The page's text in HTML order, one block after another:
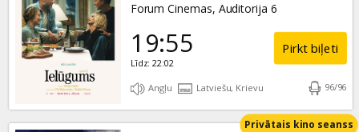
Forum Cinemas, Auditorija 6
19:55
Līdz: 22:02
Pirkt biļeti
Angļu Latviešu, Krievu 96/96
Privātais kino seanss